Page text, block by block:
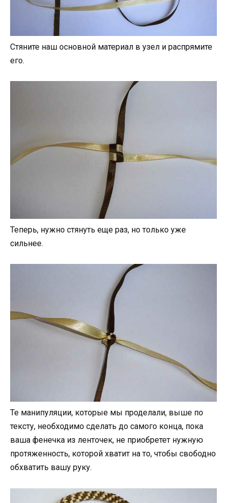
Стяните наш основной материал в узел и распрямите
его.
Теперь, нужно стянуть еще раз, но только уже
сильнее.
Те манипуляции, которые мы проделали, выше по
тексту, необходимо сделать до самого конца, пока
ваша фенечка из ленточек, не приобретет нужную
протяженность, которой хватит на то, чтобы свободно
обхватить вашу руку.